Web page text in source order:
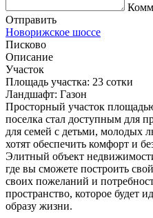
Отправить
Новорижское шоссе
Писково
Описание
Участок
Площадь участка: 23 сотки
Ландшафт: Газон
Просторный участок
поселка стал доступным для
для семей с детьми, молодых
хотят обеспечить комфорт и
Элитный объект
где вы сможете построить
своих пожеланий и
пространство, которое будет
образу жизни.